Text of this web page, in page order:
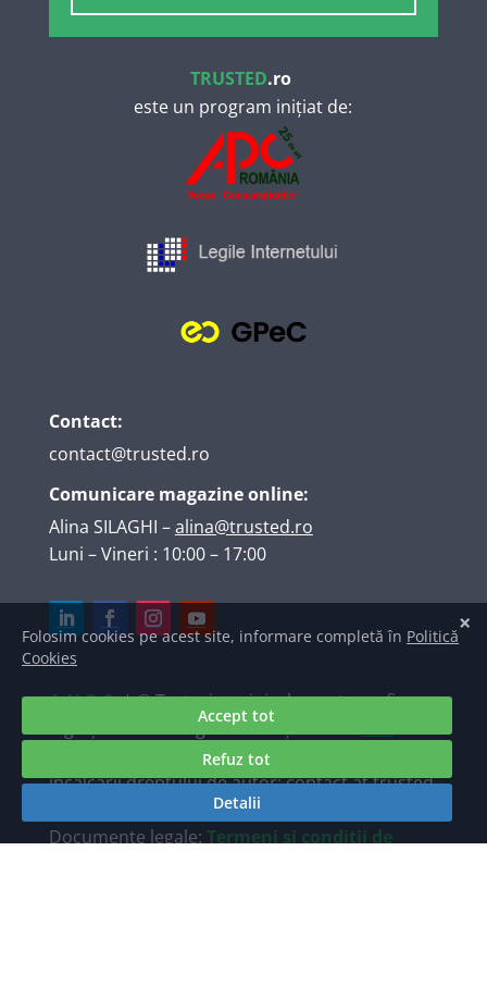
TRUSTED.ro
este un program inițiat de:
Contact:
contact@trusted.ro
Comunicare magazine online:
Alina SILAGHI –alina@trusted.ro
Luni – Vineri : 10:00 – 17:00
A.N.P.C.| © Texte, imagini, elemente grafice,
logo și marcă înregistrată deținute de
TRUSTED INTERNET SRL. Raportări ale
încălcării dreptului de autor: contact at trusted
Documente legale: Termeni și condiții de